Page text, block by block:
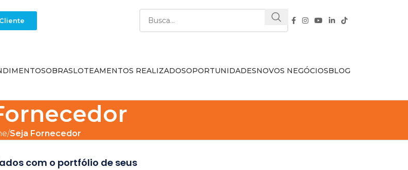
OBRASLOTEAMENTOS REALIZADOSOPORTUNIDADESNOVOS NEGÓCIOSBLOG
Seja Fornecedor
com o portfólio de seus